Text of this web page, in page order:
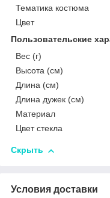
Тематика костюма
Цвет
Пользовательские
Вес (г)
Высота (cм)
Длина (см)
Длина дужек (см)
Материал
Цвет стекла
Скрыть
Условия доставки